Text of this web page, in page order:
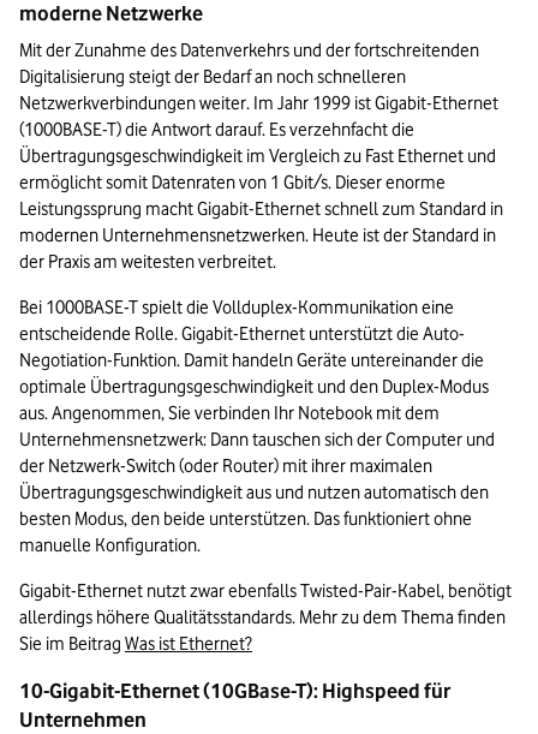
moderne Netzwerke
Mit der Zunahme des Datenverkehrs und der fortschreitenden
Digitalisierung steigt der Bedarf an noch schnelleren
Netzwerkverbindungen weiter. Im Jahr 1999 ist Gigabit-Ethernet
(1000BASE-T) die Antwort darauf. Es verzehnfacht die
Übertragungsgeschwindigkeit im Vergleich zu Fast Ethernet und
ermöglicht somit Datenraten von 1 Gbit/s. Dieser enorme
Leistungssprung macht Gigabit-Ethernet schnell zum Standard in
modernen Unternehmensnetzwerken. Heute ist der Standard in
der Praxis am weitesten verbreitet.
Bei 1000BASE-T spielt die Vollduplex-Kommunikation eine
entscheidende Rolle. Gigabit-Ethernet unterstützt die Auto-
Negotiation-Funktion. Damit handeln Geräte untereinander die
optimale Übertragungsgeschwindigkeit und den Duplex-Modus
aus. Angenommen, Sie verbinden Ihr Notebook mit dem
Unternehmensnetzwerk: Dann tauschen sich der Computer und
der Netzwerk-Switch (oder Router) mit ihrer maximalen
Übertragungsgeschwindigkeit aus und nutzen automatisch den
besten Modus, den beide unterstützen. Das funktioniert ohne
manuelle Konfiguration.
Gigabit-Ethernet nutzt zwar ebenfalls Twisted-Pair-Kabel, benötigt
allerdings höhere Qualitätsstandards. Mehr zu dem Thema finden
Sie im Beitrag Was ist Ethernet?
10-Gigabit-Ethernet (10GBase-T): Highspeed für
Unternehmen